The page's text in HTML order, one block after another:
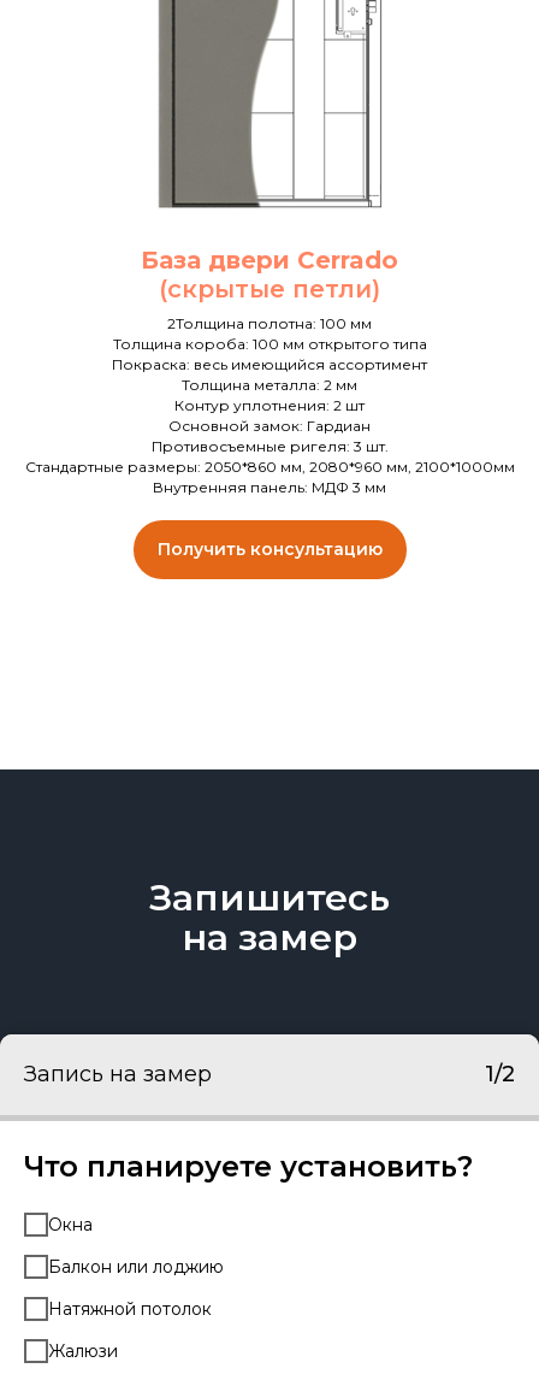
База двери Cerrado
(скрытые петли)
2Толщина полотна: 100 мм
Толщина короба: 100 мм открытого типа
Покраска: весь имеющийся ассортимент
Толщина металла: 2 мм
Контур уплотнения: 2 шт
Основной замок: Гардиан
Противосъемные ригеля: 3 шт.
Стандартные размеры: 2050*860 мм, 2080*960 мм, 2100*1000мм
Внутренняя панель: МДФ 3 мм
Получить консультацию
Запишитесь
на замер
Запись на замер 1/2
Что планируете установить?
Окна
Балкон или лоджию
Натяжной потолок
Жалюзи